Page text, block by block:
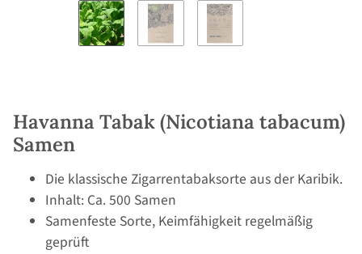
Havanna Tabak (Nicotiana tabacum)
Samen
Die klassische Zigarrentabaksorte aus der Karibik.
Inhalt: Ca. 500 Samen
Samenfeste Sorte, Keimfähigkeit regelmäßig
geprüft